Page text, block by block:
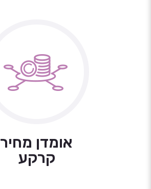
אומדן מחיר
קרקע